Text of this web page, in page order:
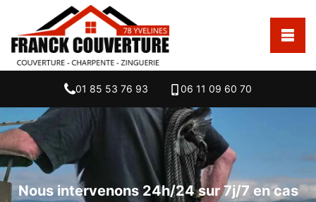
01 85 53 76 93 06 11 09 60 70
Nous intervenons 24h/24 sur 7j/7 en cas